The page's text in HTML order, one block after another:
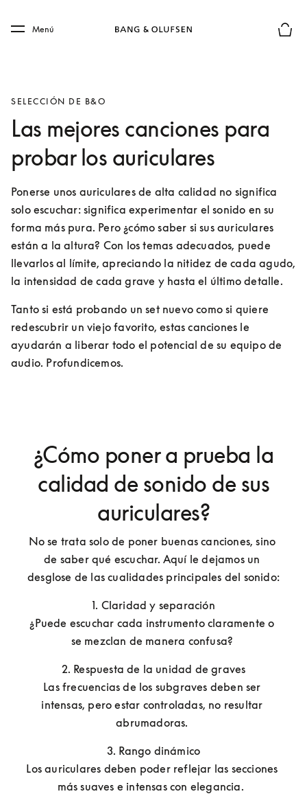
Skip to main footer
Menú
SELECCIÓN DE B&O
Las mejores canciones para
probar los auriculares
Ponerse unos auriculares de alta calidad no significa
solo escuchar: significa experimentar el sonido en su
forma más pura. Pero ¿cómo saber si sus auriculares
están a la altura? Con los temas adecuados, puede
llevarlos al límite, apreciando la nitidez de cada agudo,
la intensidad de cada grave y hasta el último detalle.
Tanto si está probando un set nuevo como si quiere
redescubrir un viejo favorito, estas canciones le
ayudarán a liberar todo el potencial de su equipo de
audio. Profundicemos.
¿Cómo poner a prueba la
calidad de sonido de sus
auriculares?
No se trata solo de poner buenas canciones, sino
de saber qué escuchar. Aquí le dejamos un
desglose de las cualidades principales del sonido:
1. Claridad y separación
¿Puede escuchar cada instrumento claramente o
se mezclan de manera confusa?
2. Respuesta de la unidad de graves
Las frecuencias de los subgraves deben ser
intensas, pero estar controladas, no resultar
abrumadoras.
3. Rango dinámico
Los auriculares deben poder reflejar las secciones
más suaves e intensas con elegancia.